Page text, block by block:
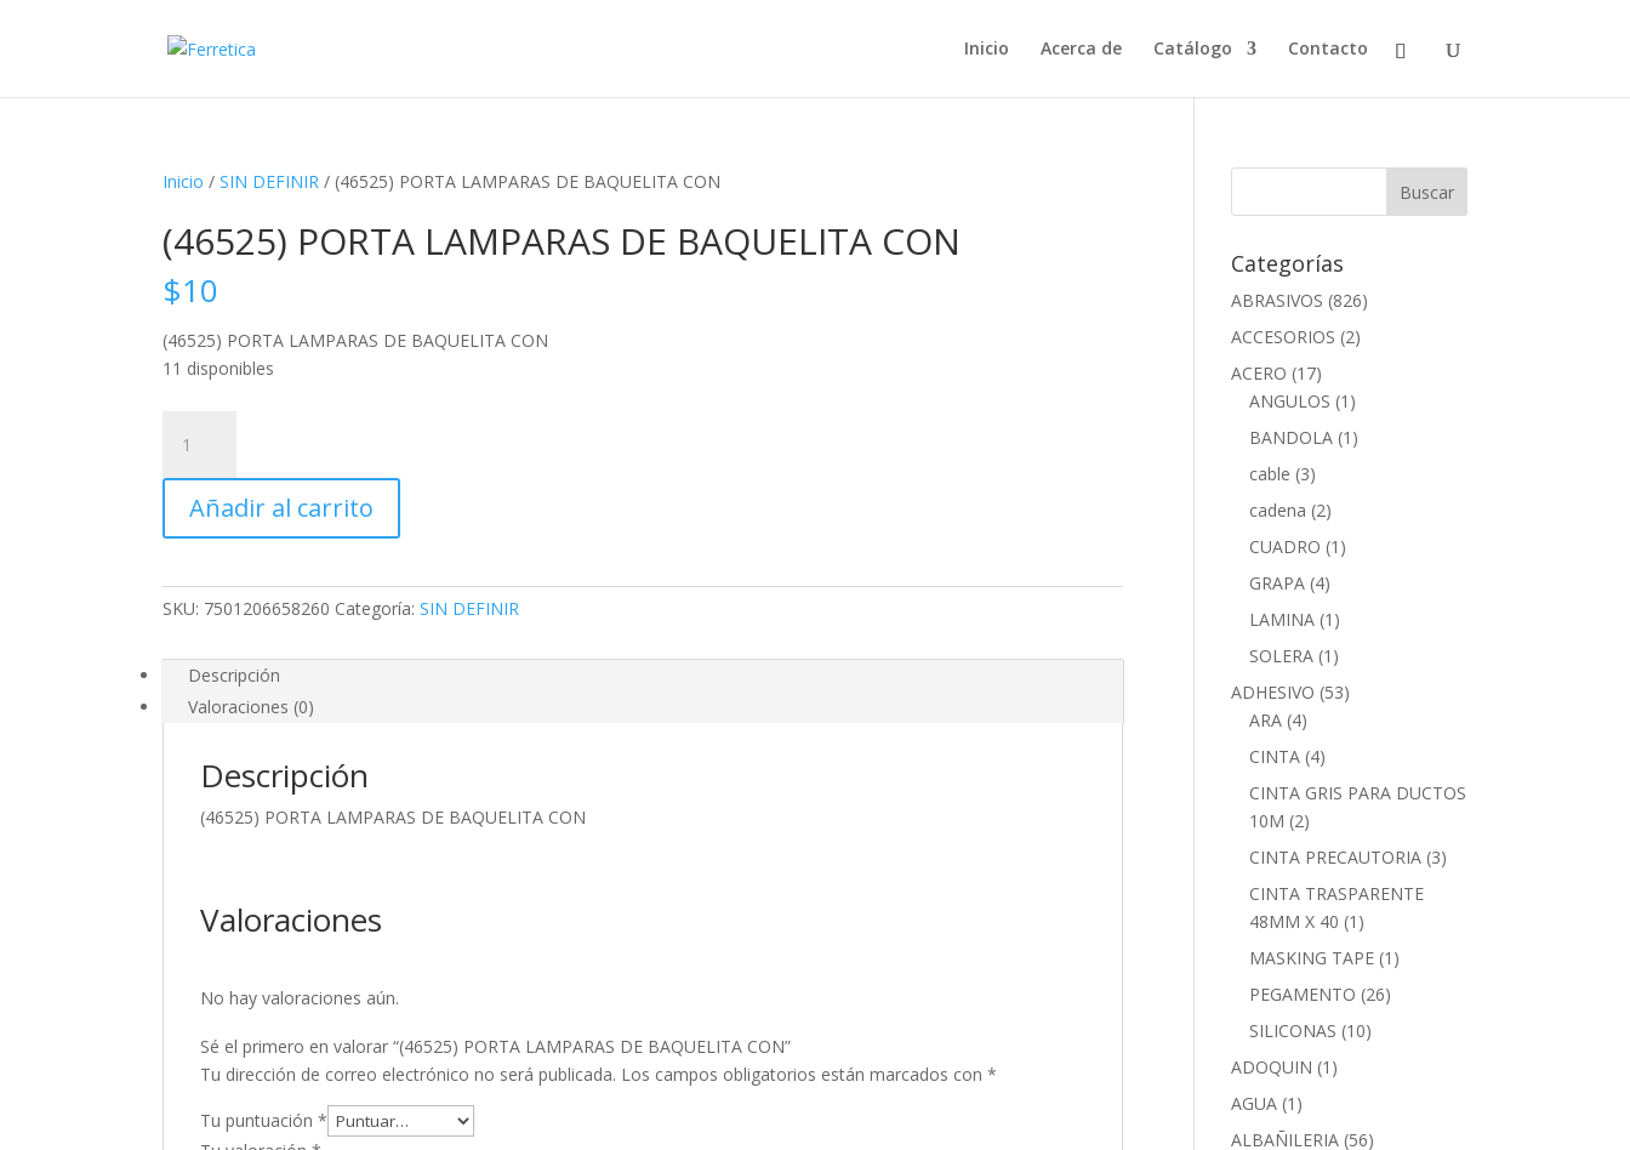
Inicio Acerca de Catálogo Contacto
Inicio /SIN DEFINIR / (46525) PORTA LAMPARAS DE BAQUELITA CON
(46525) PORTA LAMPARAS DE BAQUELITA CON
$10
(46525) PORTA LAMPARAS DE BAQUELITA CON
11 disponibles
PORTA
LAMPARAS
BAQUELITA
cantidad
Añadir al carrito
SKU: 7501206658260 Categoría:SIN DEFINIR
Descripción
Valoraciones (0)
Descripción
(46525) PORTA LAMPARAS DE BAQUELITA CON
Valoraciones
No hay valoraciones aún.
Sé el primero en valorar “(46525) PORTA LAMPARAS DE BAQUELITA CON”
Tu dirección de correo electrónico no será publicada. Los campos obligatorios están marcados con*
Tu puntuación*
Categorías
ABRASIVOS (826)
ACCESORIOS (2)
ACERO (17)
ANGULOS (1)
BANDOLA (1)
cable (3)
cadena (2)
CUADRO (1)
GRAPA (4)
LAMINA (1)
SOLERA (1)
ADHESIVO (53)
ARA (4)
CINTA (4)
CINTA GRIS PARA DUCTOS
10M (2)
CINTA PRECAUTORIA (3)
CINTA TRASPARENTE
48MM X 40 (1)
MASKING TAPE (1)
PEGAMENTO (26)
SILICONAS (10)
ADOQUIN (1)
AGUA (1)
ALBAÑILERIA (56)